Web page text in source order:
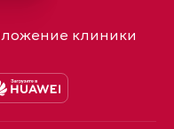
клиники